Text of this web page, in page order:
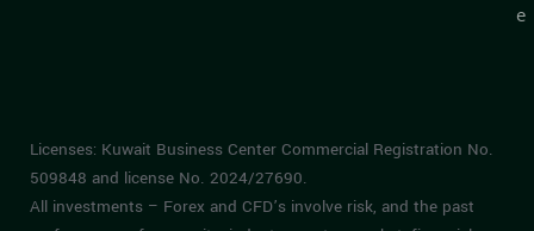
e
Licenses: Kuwait Business Center Commercial Registration No.
509848 and license No. 2024/27690.
All investments – Forex and CFD’s involve risk, and the past